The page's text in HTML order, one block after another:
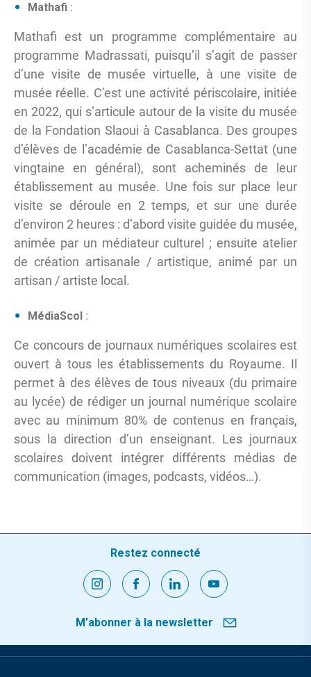
Mathafi :
Mathafi est un programme complémentaire au
programme Madrassati, puisqu’il s’agit de passer
d’une visite de musée virtuelle, à une visite de
musée réelle. C’est une activité périscolaire, initiée
en 2022, qui s’articule autour de la visite du musée
de la Fondation Slaoui à Casablanca. Des groupes
d’élèves de l’académie de Casablanca-Settat (une
vingtaine en général), sont acheminés de leur
établissement au musée. Une fois sur place leur
visite se déroule en 2 temps, et sur une durée
d’environ 2 heures : d’abord visite guidée du musée,
animée par un médiateur culturel ; ensuite atelier
de création artisanale / artistique, animé par un
artisan / artiste local.
MédiaScol :
Ce concours de journaux numériques scolaires est
ouvert à tous les établissements du Royaume. Il
permet à des élèves de tous niveaux (du primaire
au lycée) de rédiger un journal numérique scolaire
avec au minimum 80% de contenus en français,
sous la direction d’un enseignant. Les journaux
scolaires doivent intégrer différents médias de
communication (images, podcasts, vidéos…).
Restez connecté
M’abonner à la newsletter